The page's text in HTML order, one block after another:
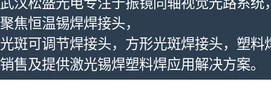
聚焦恒温锡焊焊接头，
光斑可调节焊接头，方形光斑焊接头，塑料
销售及提供激光锡焊塑料焊应用解决方案。